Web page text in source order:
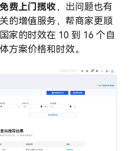
费上门揽收，出问题也有
的增值服务，帮商家更顺
家的时效在 10 到 16 个自
方案价格和时效。